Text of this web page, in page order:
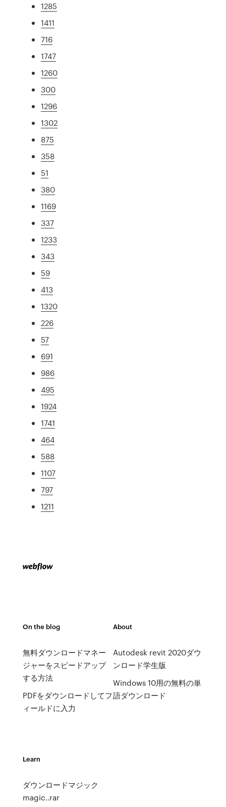
1285
1411
716
1747
1260
300
1296
1302
875
358
51
380
1169
337
1233
343
59
413
1320
226
57
691
986
495
1924
1741
464
588
1107
797
1211
On the blog
無料ダウンロードマネー
ジャーをスピードアップ
する方法
PDFをダウンロードしてフ
ィールドに入力
About
Autodesk revit 2020ダウ
ンロード学生版
Windows 10用の無料の単
語ダウンロード
Learn
ダウンロードマジック
magic..rar